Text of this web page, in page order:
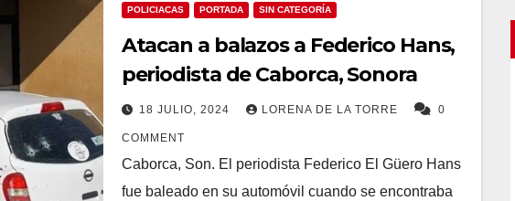
POLICIACAS PORTADA SIN CATEGORÍA
Atacan a balazos a Federico Hans,
periodista de Caborca, Sonora
18 JULIO, 2024 LORENA DE LA TORRE 0
COMMENT
Caborca, Son. El periodista Federico El Güero Hans
fue baleado en su automóvil cuando se encontraba